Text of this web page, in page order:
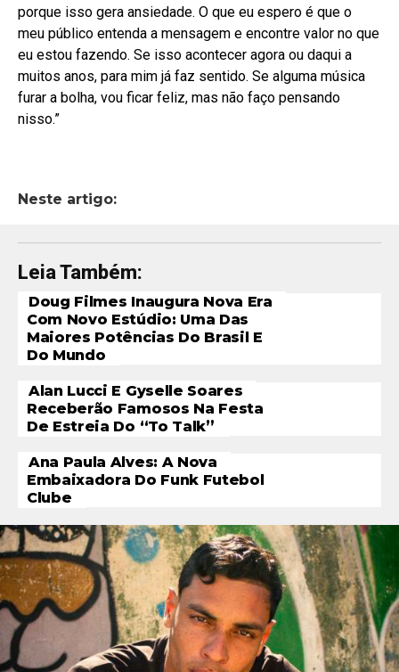
porque isso gera ansiedade. O que eu espero é que o
meu público entenda a mensagem e encontre valor no que
eu estou fazendo. Se isso acontecer agora ou daqui a
muitos anos, para mim já faz sentido. Se alguma música
furar a bolha, vou ficar feliz, mas não faço pensando
nisso.”
Neste artigo:
Leia Também:
Doug Filmes Inaugura Nova Era
Com Novo Estúdio: Uma Das
Maiores Potências Do Brasil E
Do Mundo
Alan Lucci E Gyselle Soares
Receberão Famosos Na Festa
De Estreia Do “To Talk”
Ana Paula Alves: A Nova
Embaixadora Do Funk Futebol
Clube